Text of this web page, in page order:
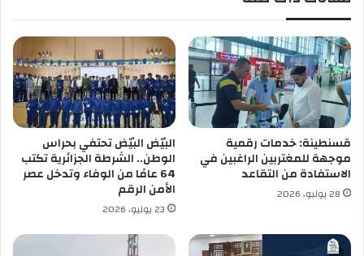
ا
أ
ن
ش
ط
ة
ل
ت
ج
ا
ي
ر
ل
ع
د
و
ل
ك
و
ف
ي
9
قسنطينة: خدمات رقمية
موجهة للمغتربين الراغبين في
الاستفادة من التقاعد
28 يوليو، 2026
البيّض البيّض تحتفي بحراس
الوطن.. الشرطة الجزائرية تكتب
64 عامًا من الوفاء وتدخل عصر
الأمن الرقم
23 يوليو، 2026